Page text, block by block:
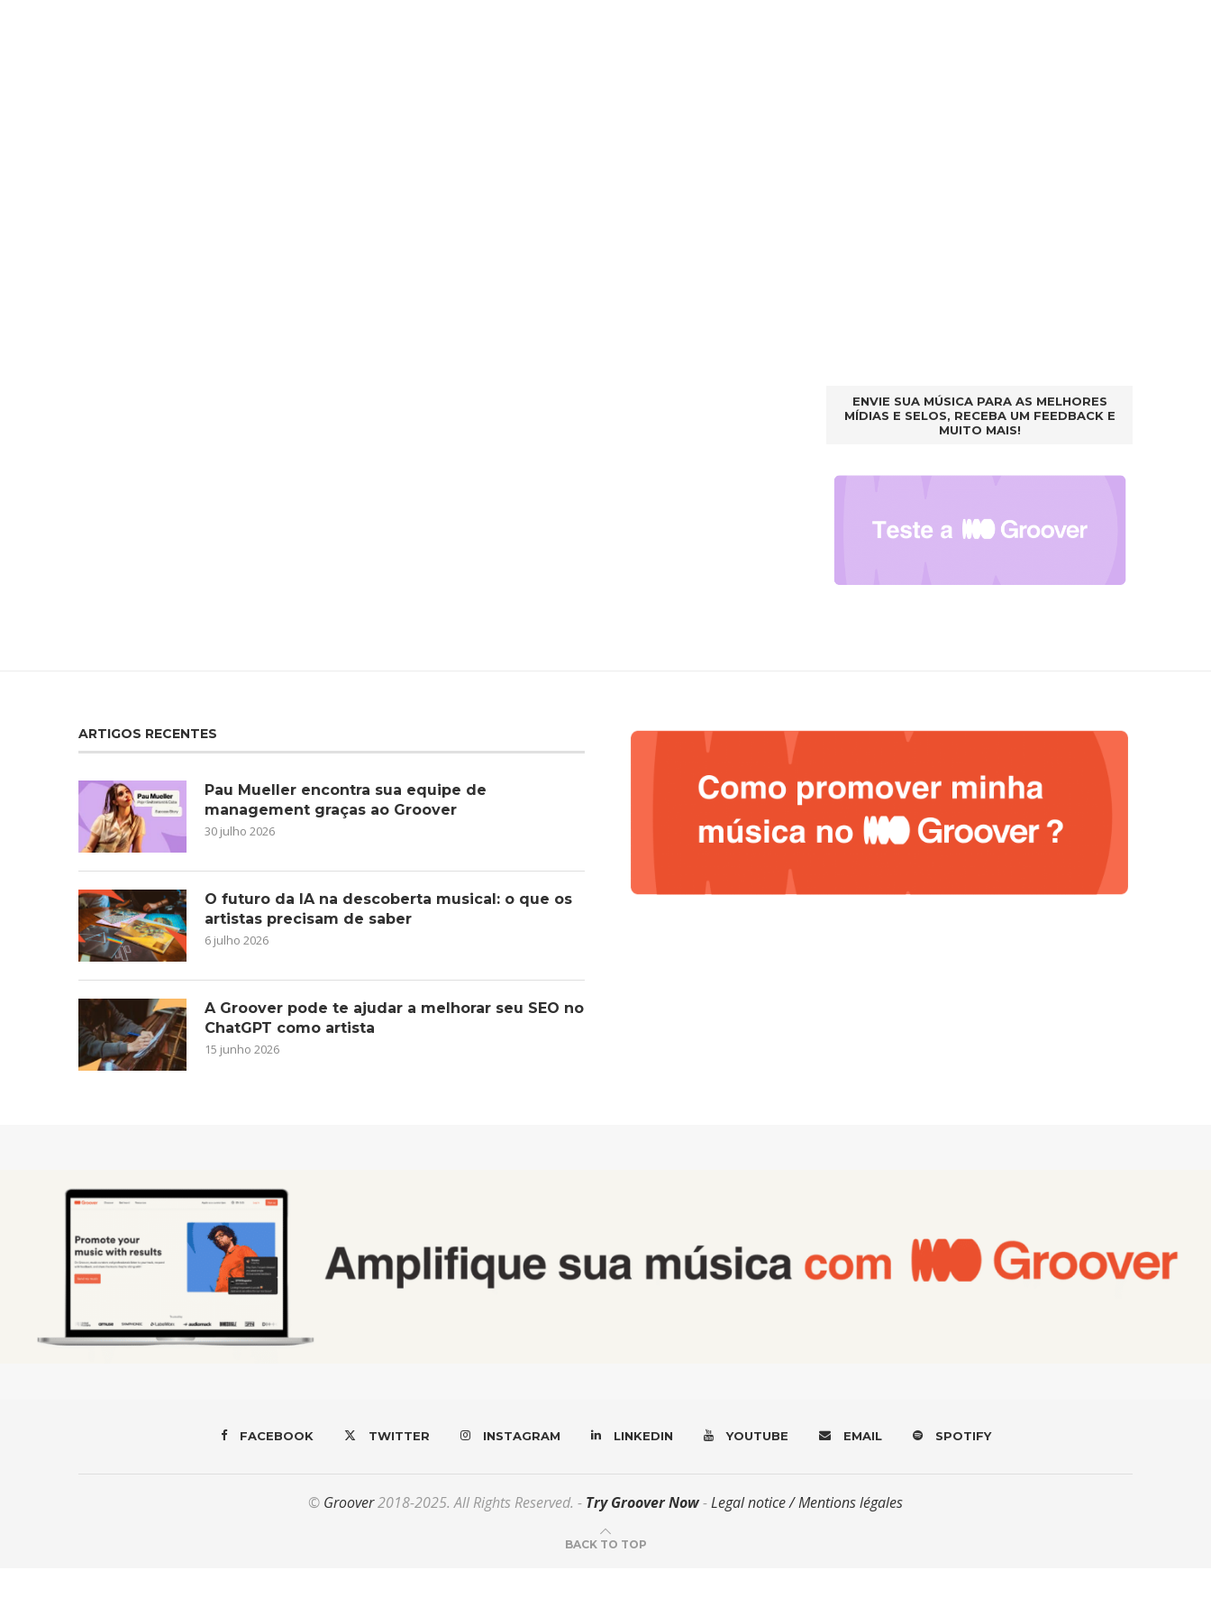
ENVIE SUA MÚSICA PARA AS MELHORES
MÍDIAS E SELOS, RECEBA UM FEEDBACK E
MUITO MAIS!
ARTIGOS RECENTES
Pau Mueller encontra sua equipe de
management graças ao Groover
30 julho 2026
O futuro da IA na descoberta musical: o que os
artistas precisam de saber
6 julho 2026
A Groover pode te ajudar a melhorar seu SEO no
ChatGPT como artista
15 junho 2026
FACEBOOK TWITTER INSTAGRAM LINKEDIN YOUTUBE EMAIL SPOTIFY
© Groover2018-2025. All Rights Reserved. - Try Groover Now-Legal notice / Mentions légales
BACK TO TOP